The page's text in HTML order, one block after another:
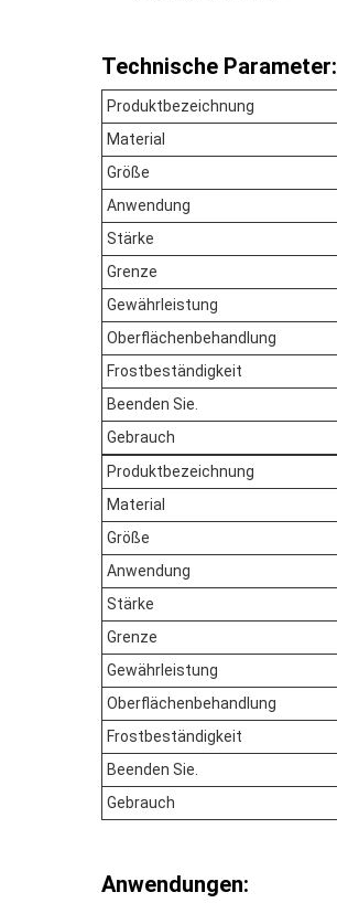
Technische Parameter:
Produktbezeichnung
Material
Größe
Anwendung
Stärke
Grenze
Gewährleistung
Oberflächenbehandlung
Frostbeständigkeit
Beenden Sie.
Gebrauch
Produktbezeichnung
Material
Größe
Anwendung
Stärke
Grenze
Gewährleistung
Oberflächenbehandlung
Frostbeständigkeit
Beenden Sie.
Gebrauch
Anwendungen: